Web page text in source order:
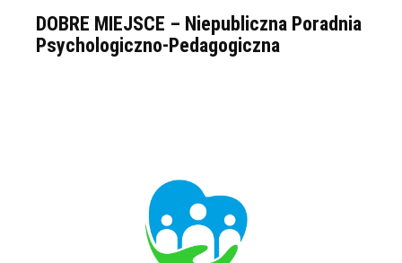
DOBRE MIEJSCE – Niepubliczna Poradnia
Psychologiczno-Pedagogiczna